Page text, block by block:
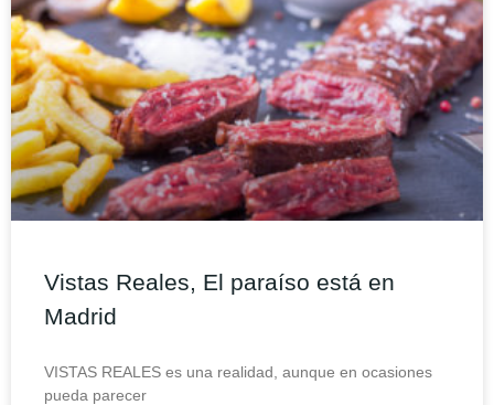
Vistas Reales, El paraíso está en
Madrid
VISTAS REALES es una realidad, aunque en ocasiones
pueda parecer